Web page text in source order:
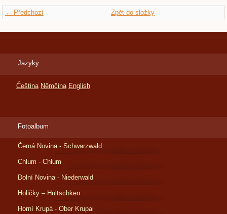
← Předchozí Zpět do složky
Jazyky
Čeština Němčina English
Fotoalbum
Černá Novina - Schwarzwald
Chlum - Chlum
Dolní Novina - Niederwald
Holičky – Hultschken
Horní Krupá - Ober Krupai